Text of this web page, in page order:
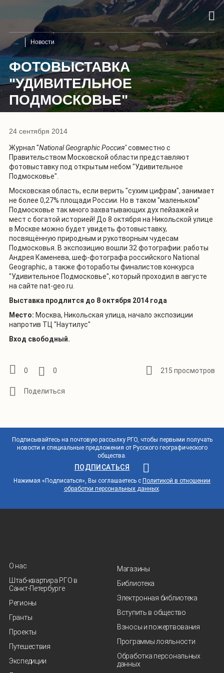
Новости
ФОТОВЫСТАВКА
"УДИВИТЕЛЬНОЕ
ПОДМОСКОВЬЕ"
24 сентября 2014
Журнал "National Geographic Россия"совместно с
Правительством Московской области представляют
фотовыставку под открытым небом "Удивительное
Подмосковье".
Московская область, если верить "сухим цифрам", занимает
не более 0,27% площади России. Но в таком "маленьком"
Подмосковье так много захватывающих дух пейзажей и
мест с богатой историей! До 8 октября на Никольской улице
в Москве можно будет увидеть фотовыставку,
посвящённую природным и рукотворным чудесам
Подмосковья. В экcпозицию вошли 32 фотографии: работы
Андрея Каменева, шеф-фотографа российского National
Geographic, а также фотоработы финалистов конкурса
"Удивительное Подмосковье", который проходил в августе
на сайте nat-geo.ru
Выставка продлится до 8 октября 2014 года
Место: Москва, Никольская улица, начало экспозиции
напротив ТЦ "Наутилус"
Вход свободный.
0 0 215 просмотров
Подписывайтесь на почтовую рассылку РГО, чтобы первыми получать
новости и специальные предложения от Русского географического
общества.
ПОДПИСАТЬСЯ
Нажимая «Подписаться», Вы соглашаетесь с Политикой в отношении
обработки персональных данных.
О нас
Штаб-квартира РГО в
Санкт‑Петербурге
Регионы
Гранты
Проекты
Путешествия
Экспедиции
Магазины
Библиотека
Электронная библиотека
Вступить в общество
Взносы и пожертвования
Программы лояльности
Обработка персональных
данных